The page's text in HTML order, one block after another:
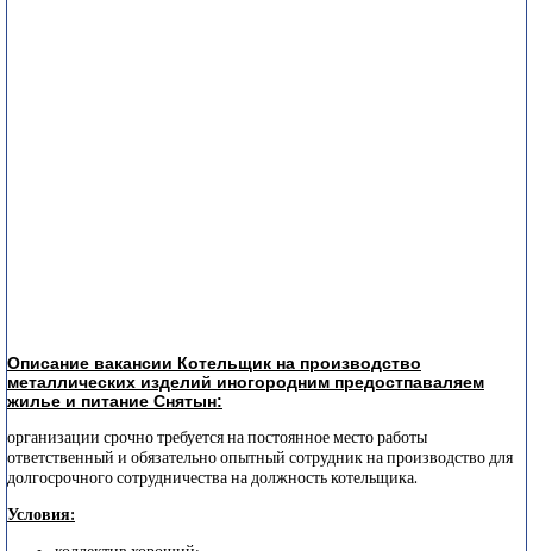
Описание вакансии Котельщик на производство
металлических изделий иногородним предостпаваляем
жилье и питание Снятын:
организации срочно требуется на постоянное место работы
ответственный и обязательно опытный сотрудник на производство для
долгосрочного сотрудничества на должность котельщика.
Условия: